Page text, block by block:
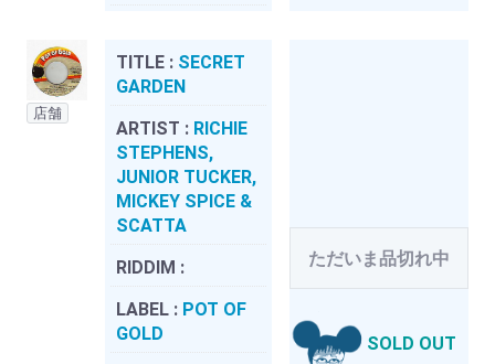
店舗
TITLE : SECRET
GARDEN
ARTIST : RICHIE
STEPHENS,
JUNIOR TUCKER,
MICKEY SPICE &
SCATTA
RIDDIM :
LABEL : POT OF
GOLD
ただいま品切れ中
SOLD OUT